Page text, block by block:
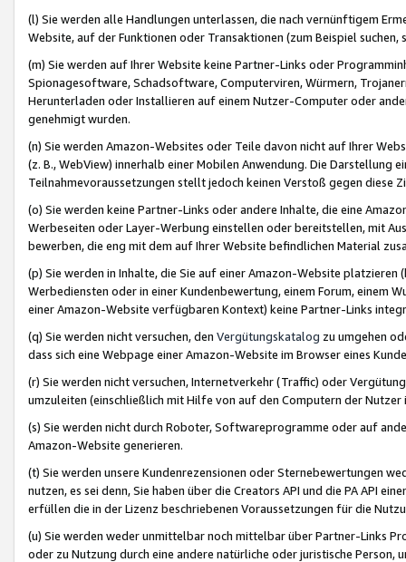
(l) Sie werden alle Handlungen unterlassen, die nach vernünftigem
Website, auf der Funktionen oder Transaktionen (zum Beispiel
(m) Sie werden auf Ihrer Website keine Partner-Links oder
Spionagesoftware, Schadsoftware, Computerviren, Würmern,
Herunterladen oder Installieren auf einem Nutzer-Computer oder
genehmigt wurden.
(n) Sie werden Amazon-Websites oder Teile davon nicht auf Ihrer
(z. B., WebView) innerhalb einer Mobilen Anwendung. Die Darstellung
Teilnahmevoraussetzungen stellt jedoch keinen Verstoß gegen diese
(o) Sie werden keine Partner-Links oder andere Inhalte, die eine
Werbeseiten oder Layer-Werbung einstellen oder bereitstellen, mit
bewerben, die eng mit dem auf Ihrer Website befindlichen Material
(p) Sie werden in Inhalte, die Sie auf einer Amazon-Website
Werbediensten oder in einer Kundenbewertung, einem Forum, einem
einer Amazon-Website verfügbaren Kontext) keine Partner-Links
(q) Sie werden nicht versuchen, den Vergütungskatalog zu umgehen
dass sich eine Webpage einer Amazon-Website im Browser eines
(r) Sie werden nicht versuchen, Internetverkehr (Traffic) oder
umzuleiten (einschließlich mit Hilfe von auf den Computern der
(s) Sie werden nicht durch Roboter, Softwareprogramme oder auf
Amazon-Website generieren.
(t) Sie werden unsere Kundenrezensionen oder Sternebewertungen
nutzen, es sei denn, Sie haben über die Creators API und die PA API
erfüllen die in der Lizenz beschriebenen Voraussetzungen für die
(u) Sie werden weder unmittelbar noch mittelbar über Partner-Links
oder zu Nutzung durch eine andere natürliche oder juristische